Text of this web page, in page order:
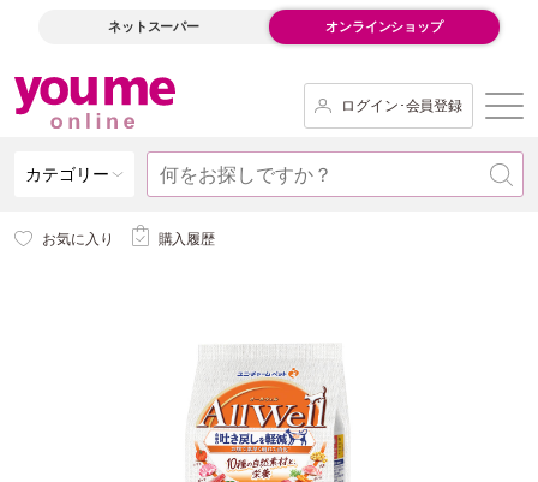
ネットスーパー オンラインショップ
ログイン･会員登録
カテゴリー
お気に入り 購入履歴